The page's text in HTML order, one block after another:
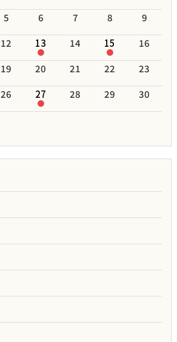
5 6 7 8
9
12 13
●
14 15
●
16
19 20 21 22
23
26 27
●
28 29
30